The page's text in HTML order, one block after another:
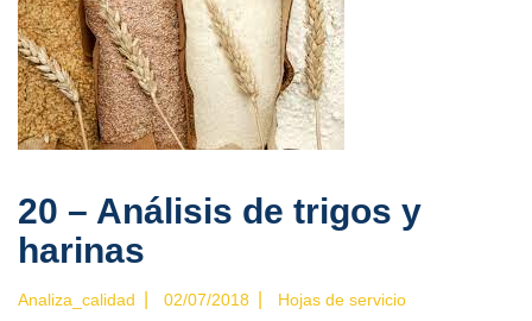
20 – Análisis de trigos y
harinas
Analiza_calidad 02/07/2018 Hojas de servicio